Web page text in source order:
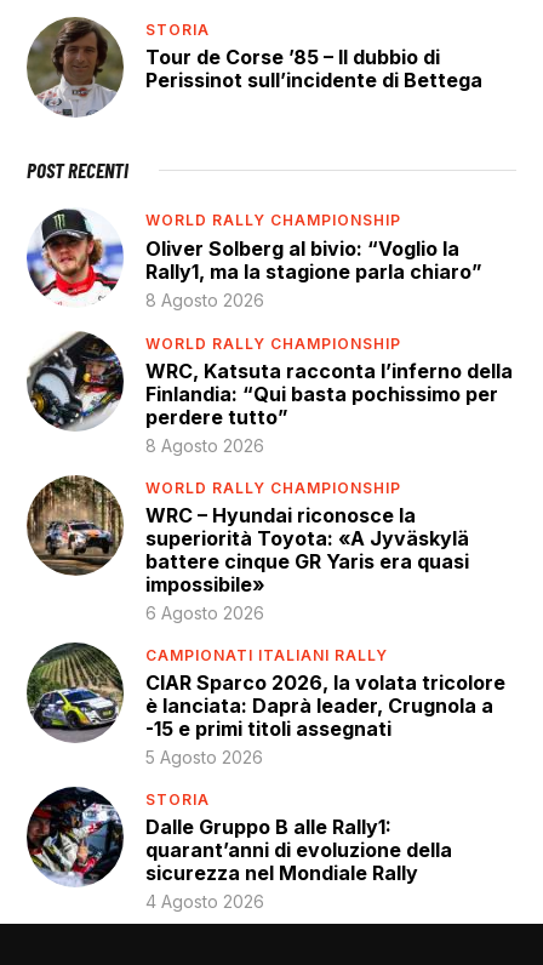
STORIA
Tour de Corse ’85 – Il dubbio di
Perissinot sull’incidente di Bettega
POST RECENTI
WORLD RALLY CHAMPIONSHIP
Oliver Solberg al bivio: “Voglio la
Rally1, ma la stagione parla chiaro”
8 Agosto 2026
WORLD RALLY CHAMPIONSHIP
WRC, Katsuta racconta l’inferno della
Finlandia: “Qui basta pochissimo per
perdere tutto”
8 Agosto 2026
WORLD RALLY CHAMPIONSHIP
WRC – Hyundai riconosce la
superiorità Toyota: «A Jyväskylä
battere cinque GR Yaris era quasi
impossibile»
6 Agosto 2026
CAMPIONATI ITALIANI RALLY
CIAR Sparco 2026, la volata tricolore
è lanciata: Daprà leader, Crugnola a
-15 e primi titoli assegnati
5 Agosto 2026
STORIA
Dalle Gruppo B alle Rally1:
quarant’anni di evoluzione della
sicurezza nel Mondiale Rally
4 Agosto 2026